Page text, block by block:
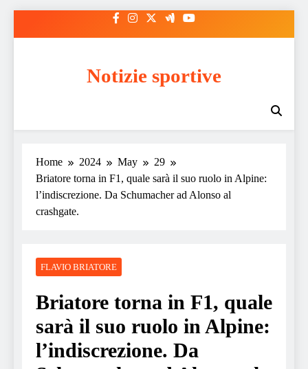
Notizie sportive
Home 2024 May
29
Briatore torna in F1, quale sarà il suo ruolo in Alpine:
l’indiscrezione. Da Schumacher ad Alonso al
crashgate.
FLAVIO BRIATORE
Briatore torna in F1, quale
sarà il suo ruolo in Alpine:
l’indiscrezione. Da